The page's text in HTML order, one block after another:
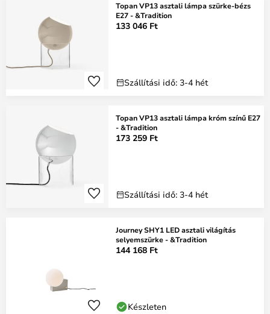
Topan VP13 asztali lámpa szürke-bézs
E27 - &Tradition
133 046 Ft
Szállítási idő: 3-4 hét
Topan VP13 asztali lámpa króm színű E27
- &Tradition
173 259 Ft
Szállítási idő: 3-4 hét
Journey SHY1 LED asztali világítás
selyemszürke - &Tradition
144 168 Ft
Készleten